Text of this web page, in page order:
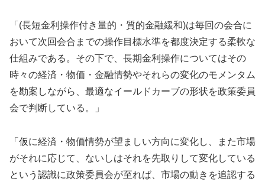
「(長短金利操作付き量的・質的金融緩和)は毎回の会合に
おいて次回会合までの操作目標水準を都度決定する柔軟な
仕組みである。その下で、長期金利操作についてはその
時々の経済・物価・金融情勢やそれらの変化のモメンタム
を勘案しながら、最適なイールドカーブの形状を政策委員
会で判断している。」
「仮に経済・物価情勢が望ましい方向に変化し、また市場
がそれに応じて、ないしはそれを先取りして変化している
という認識に政策委員会が至れば、市場の動きを追認する